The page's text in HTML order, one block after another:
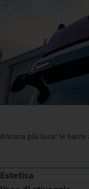
Ancora più luce: le
Estetica